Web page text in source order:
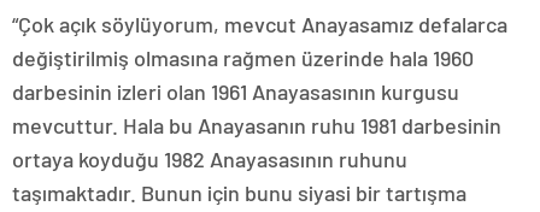
“Çok açık söylüyorum, mevcut Anayasamız defalarca
değiştirilmiş olmasına rağmen üzerinde hala 1960
darbesinin izleri olan 1961 Anayasasının kurgusu
mevcuttur. Hala bu Anayasanın ruhu 1981 darbesinin
ortaya koyduğu 1982 Anayasasının ruhunu
taşımaktadır. Bunun için bunu siyasi bir tartışma